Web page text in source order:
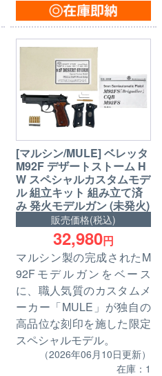
[マルシン/MULE] ベレッタ
M92F デザートストーム H
W スペシャルカスタムモデ
ル 組立キット 組み立て済
み 発火モデルガン (未発火)
販売価格(税込)
32,980円
マルシン製の完成されたM
92Fモデルガンをベース
に、職人気質のカスタムメ
ーカー「MULE」が独自の
高品位な刻印を施した限定
スペシャルモデル。
（2026年06月10日更新）
在庫：1